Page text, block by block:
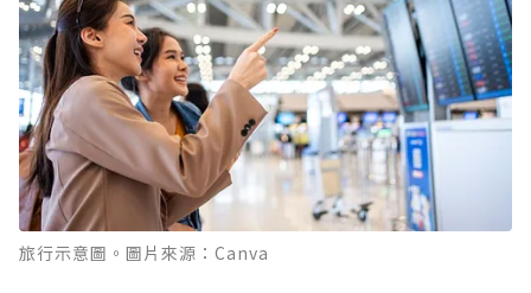
旅行示意圖。圖片來源：Canva